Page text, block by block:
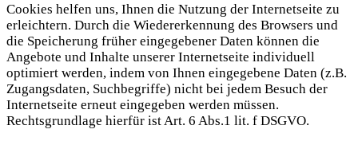
Cookies helfen uns, Ihnen die Nutzung der Internetseite zu
erleichtern. Durch die Wiedererkennung des Browsers und
die Speicherung früher eingegebener Daten können die
Angebote und Inhalte unserer Internetseite individuell
optimiert werden, indem von Ihnen eingegebene Daten (z.B.
Zugangsdaten, Suchbegriffe) nicht bei jedem Besuch der
Internetseite erneut eingegeben werden müssen.
Rechtsgrundlage hierfür ist Art. 6 Abs.1 lit. f DSGVO.